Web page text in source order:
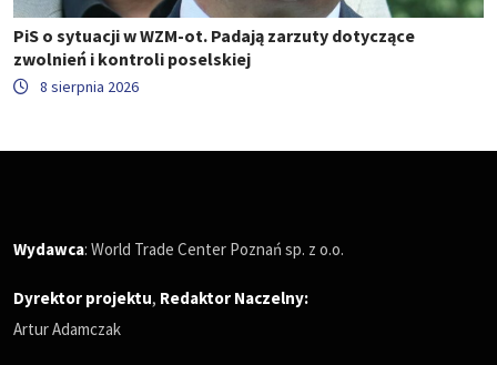
PiS o sytuacji w WZM-ot. Padają zarzuty dotyczące
zwolnień i kontroli poselskiej
8 sierpnia 2026
Wydawca: World Trade Center Poznań sp. z o.o.
Dyrektor projektu, Redaktor Naczelny:
Artur Adamczak